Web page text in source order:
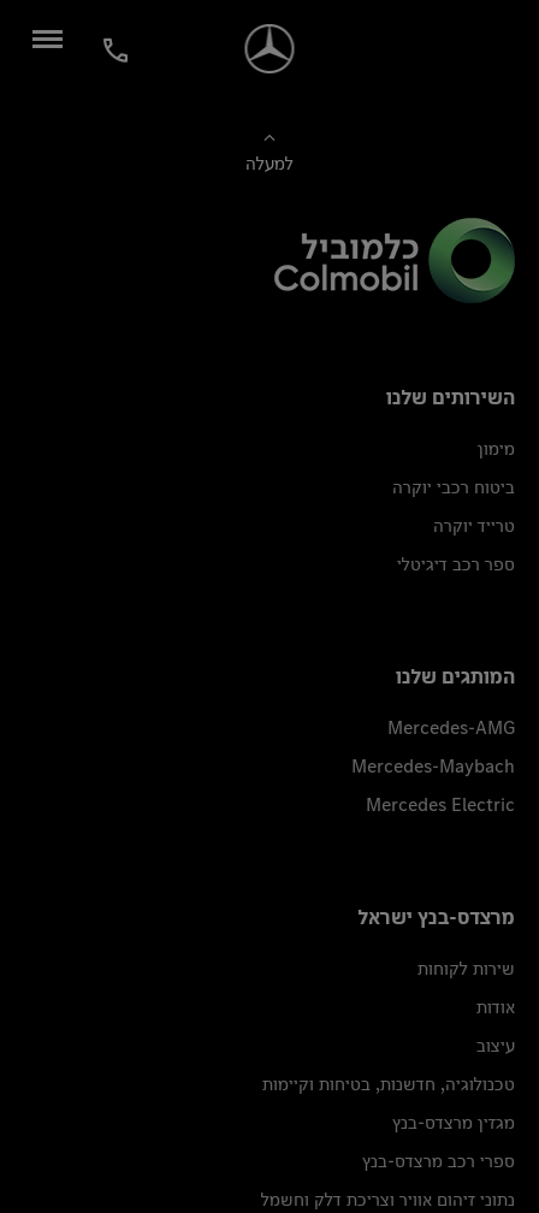
למעלה
השירותים שלנו
מימון
ביטוח רכבי יוקרה
טרייד יוקרה
ספר רכב דיגיטלי
המותגים שלנו
Mercedes-AMG
Mercedes-Maybach
Mercedes Electric
מרצדס-בנץ ישראל
שירות לקוחות
אודות
עיצוב
טכנולוגיה, חדשנות, בטיחות וקיימות
מגזין מרצדס-בנץ
ספרי רכב מרצדס-בנץ
נתוני זיהום אוויר וצריכת דלק וחשמל